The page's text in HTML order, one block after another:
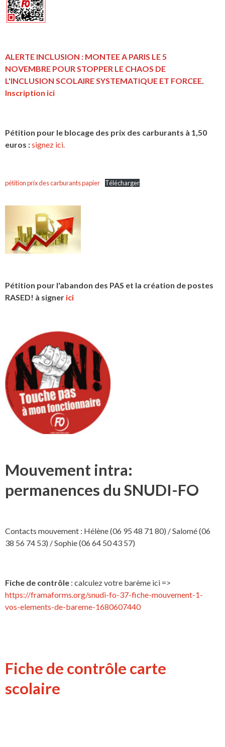
ALERTE INCLUSION : MONTEE A PARIS LE 5
NOVEMBRE POUR STOPPER LE CHAOS DE
L'INCLUSION SCOLAIRE SYSTEMATIQUE ET FORCEE
Inscription ici
Pétition pour le blocage des prix des carburants à 1,50
euros :signez ici.
pétition prix des carburants papier Télécharger
Pétition pour l'abandon des PAS et la création de postes
RASED! à signer ici
Mouvement intra:
permanences du SNUDI-FO
Contacts mouvement : Hélène (06 95 48 71 80) / Salomé (06
38 56 74 53) / Sophie (06 64 50 43 57)
Fiche de contrôle : calculez votre barème ici =>
https://framaforms.org/snudi-fo-37-fiche-mouvement-1-
vos-elements-de-bareme-1680607440
Fiche de contrôle carte
scolaire